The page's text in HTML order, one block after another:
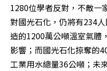
1280位學者反對，不敵一
對國光石化，仍將有234
造的1200萬公噸溫室氣體
影響；而國光石化掠奪的
工業用水總量36公噸；未